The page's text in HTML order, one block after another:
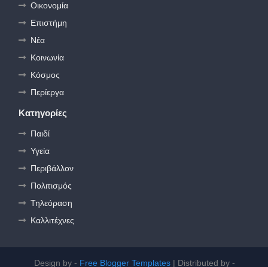
Οικονομία
Επιστήμη
Νέα
Κοινωνία
Κόσμος
Περίεργα
Κατηγορίες
Παιδί
Υγεία
Περιβάλλον
Πολιτισμός
Τηλεόραση
Καλλιτέχνες
Design by - Free Blogger Templates| Distributed by -